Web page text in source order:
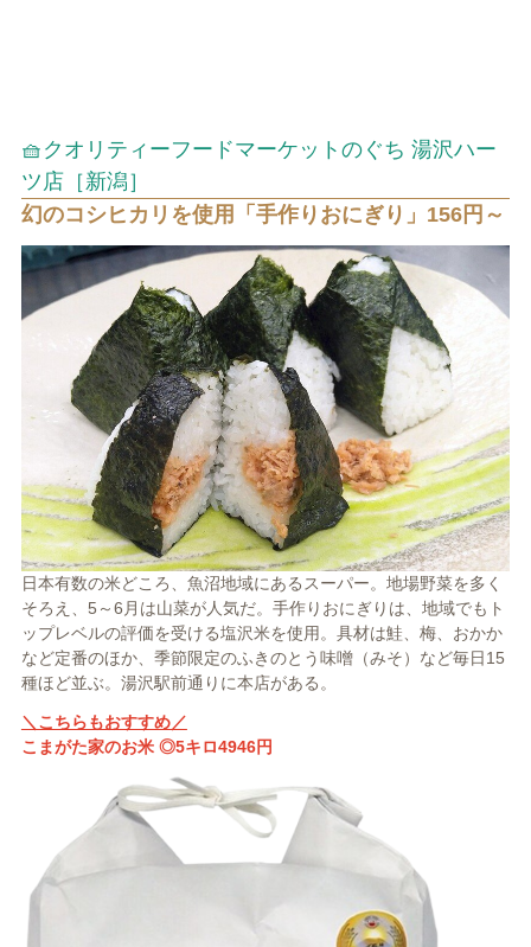
🧺クオリティーフードマーケットのぐち 湯沢ハー
ツ店［新潟］
幻のコシヒカリを使用「手作りおにぎり」156円～
日本有数の米どころ、魚沼地域にあるスーパー。地場野菜を多く
そろえ、5～6月は山菜が人気だ。手作りおにぎりは、地域でもト
ップレベルの評価を受ける塩沢米を使用。具材は鮭、梅、おかか
など定番のほか、季節限定のふきのとう味噌（みそ）など毎日15
種ほど並ぶ。湯沢駅前通りに本店がある。
＼こちらもおすすめ／
こまがた家のお米 ◎5キロ4946円